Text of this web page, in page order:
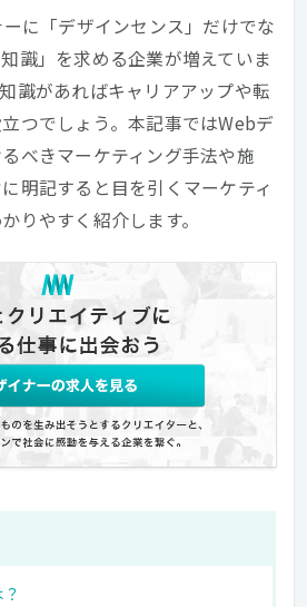
に「デザインセンス」だけでな
識」を求める企業が増えていま
識があればキャリアアップや転
つでしょう。本記事ではWebデ
べきマーケティング手法や施
明記すると目を引くマーケティ
りやすく紹介します。